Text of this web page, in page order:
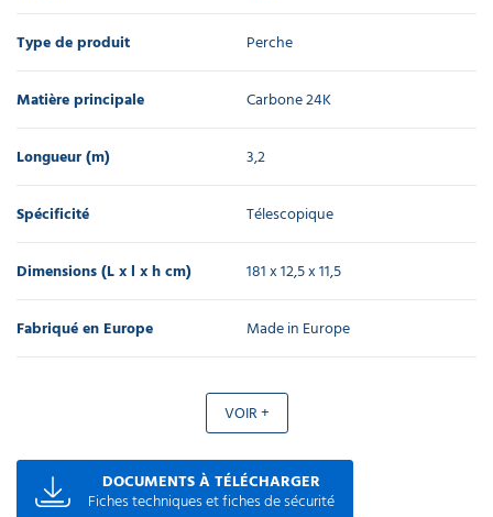
Type de produit Perche
Matière principale Carbone 24K
Longueur (m) 3,2
Spécificité Télescopique
Dimensions (L x l x h cm) 181 x 12,5 x 11,5
Fabriqué en Europe Made in Europe
VOIR +
DOCUMENTS À TÉLÉCHARGER
Fiches techniques et fiches de sécurité